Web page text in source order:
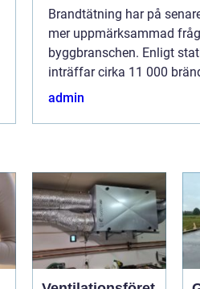
Brandtätning har på
mer uppmärksammad
byggbranschen. Enligt
inträffar cirka 11 000
år, vilket innebär att de fles...
admin